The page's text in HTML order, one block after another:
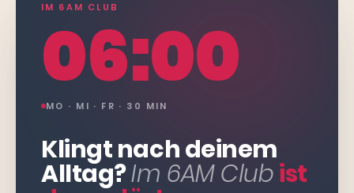
IM 6AM CLUB
06:00
MO · MI · FR · 30 MIN
Klingt nach deinem
Alltag?Im 6AM Clubist